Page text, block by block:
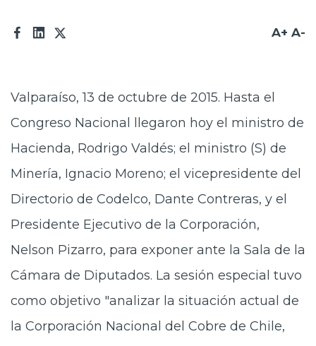
A+ A-
Valparaíso, 13 de octubre de 2015. Hasta el
Congreso Nacional llegaron hoy el ministro de
Hacienda, Rodrigo Valdés; el ministro (S) de
Minería, Ignacio Moreno; el vicepresidente del
Directorio de Codelco, Dante Contreras, y el
Presidente Ejecutivo de la Corporación,
Nelson Pizarro, para exponer ante la Sala de la
Cámara de Diputados. La sesión especial tuvo
como objetivo "analizar la situación actual de
la Corporación Nacional del Cobre de Chile,